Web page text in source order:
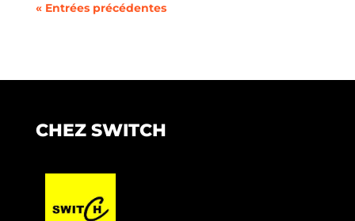
« Entrées précédentes
CHEZ SWITCH